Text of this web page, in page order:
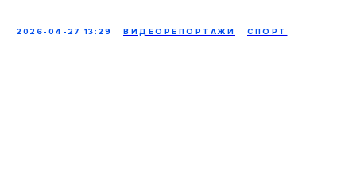
2026-04-27 13:29 ВИДЕОРЕПОРТАЖИ СПОРТ